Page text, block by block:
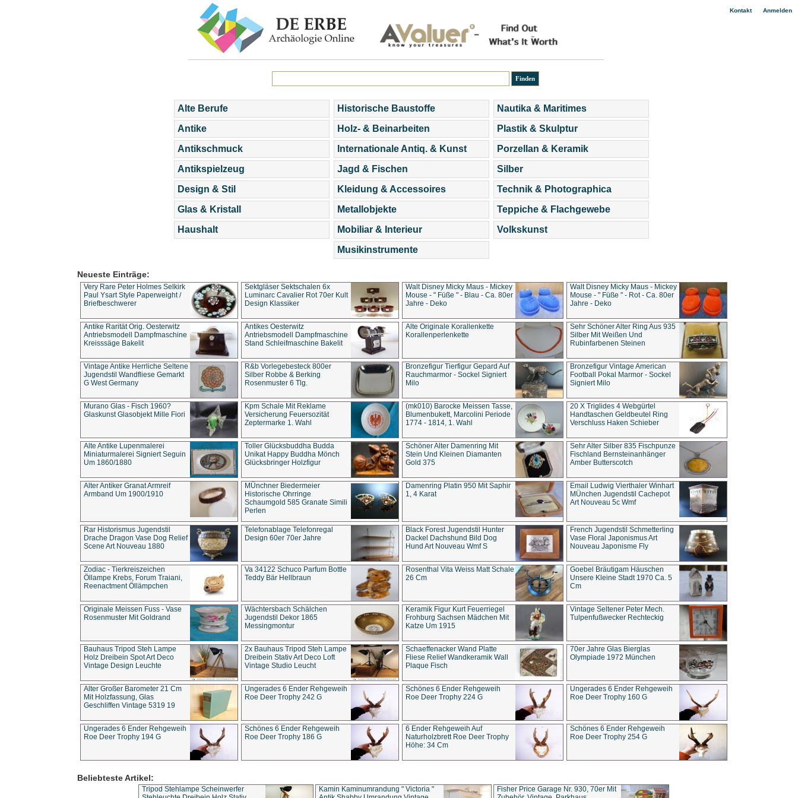
Kontakt| Anmelden
Alte Berufe
Antike
Antikschmuck
Antikspielzeug
Design & Stil
Glas & Kristall
Haushalt
Historische Baustoffe
Holz- & Beinarbeiten
Internationale Antiq. & Kunst
Jagd & Fischen
Kleidung & Accessoires
Metallobjekte
Mobiliar & Interieur
Musikinstrumente
Nautika & Maritimes
Plastik & Skulptur
Porzellan & Keramik
Silber
Technik & Photographica
Teppiche & Flachgewebe
Volkskunst
Neueste Einträge:
Very Rare Peter Holmes Selkirk
Paul Ysart Style Paperweight /
Briefbeschwerer
Sektgläser Sektschalen 6x
Luminarc Cavalier Rot 70er Kult
Design Klassiker
Walt Disney Micky Maus - Mickey
Mouse - " Füße " - Blau - Ca. 80er
Jahre - Deko
Walt Disney Micky Maus - Mickey
Mouse - " Füße " - Rot - Ca. 80er
Jahre - Deko
Antike Rarität Orig. Oesterwitz
Antriebsmodell Dampfmaschine
Kreisssäge Bakelit
Antikes Oesterwitz
Antriebsmodell Dampfmaschine
Stand Schleifmaschine Bakelit
Alte Originale Korallenkette
Korallenperlenkette
Sehr Schöner Alter Ring Aus 935
Silber Mit Weißen Und
Rubinfarbenen Steinen
Vintage Antike Herrliche Seltene
Jugendstil Wandfliese Gemarkt
G West Germany
R&b Vorlegebesteck 800er
Silber Robbe & Berking
Rosenmuster 6 Tlg.
Bronzefigur Tierfigur Gepard Auf
Rauchmarmor - Sockel Signiert
Milo
Bronzefigur Vintage American
Football Pokal Marmor - Sockel
Signiert Milo
Murano Glas - Fisch 1960?
Glaskunst Glasobjekt Mille Fiori
Kpm Schale Mit Reklame
Versicherung Feuersozität
Zeptermarke 1. Wahl
(mk010) Barocke Meissen Tasse,
Blumenbukett, Marcolini Periode
1774 - 1814, 1. Wahl
20 X Triglides 4 Webgürtel
Handtaschen Geldbeutel Ring
Verschluss Haken Schieber
Alte Antike Lupenmalerei
Miniaturmalerei Signiert Seguin
Um 1860/1880
Toller Glücksbuddha Budda
Unikat Happy Buddha Mönch
Glücksbringer Holzfigur
Schöner Alter Damenring Mit
Stein Und Kleinen Diamanten
Gold 375
Sehr Alter Silber 835 Fischpunze
Fischland Bernsteinanhänger
Amber Butterscotch
Alter Antiker Granat Armreif
Armband Um 1900/1910
MÜnchner Biedermeier
Historische Ohrringe
Schaumgold 585 Granate Simili
Perlen
Damenring Platin 950 Mit Saphir
1, 4 Karat
Email Ludwig Vierthaler Winhart
MÜnchen Jugendstil Cachepot
Art Nouveau 5c Wmf
Rar Historismus Jugendstil
Drache Dragon Vase Dog Relief
Scene Art Nouveau 1880
Telefonablage Telefonregal
Design 60er 70er Jahre
Black Forest Jugendstil Hunter
Dackel Dachshund Bild Dog
Hund Art Nouveau Wmf S
French Jugendstil Schmetterling
Vase Floral Japonismus Art
Nouveau Japonisme Fly
Zodiac - Tierkreiszeichen
Öllampe Krebs, Forum Traiani,
Reenactment Öllämpchen
Va 34122 Schuco Parfum Bottle
Teddy Bär Hellbraun
Rosenthal Vita Weiss Matt Schale
26 Cm
Goebel Bräutigam Häuschen
Unsere Kleine Stadt 1970 Ca. 5
Cm
Originale Meissen Fuss - Vase
Rosenmuster Mit Goldrand
Wächtersbach Schälchen
Jugendstil Dekor 1865
Messingmontur
Keramik Figur Kurt Feuerriegel
Frohburg Sachsen Mädchen Mit
Katze Um 1915
Vintage Seltener Peter Mech.
Tulpenfußwecker Rechteckig
Bauhaus Tripod Steh Lampe
Holz Dreibein Spot Art Deco
Vintage Design Leuchte
2x Bauhaus Tripod Steh Lampe
Dreibein Stativ Art Deco Loft
Vintage Studio Leucht
Schaeffenacker Wand Platte
Fliese Relief Wandkeramik Wall
Plaque Fisch
70er Jahre Glas Bierglas
Olympiade 1972 München
Alter Großer Barometer 21 Cm
Mit Holzfassung, Glas
Geschliffen Vintage 5319 19
Ungerades 6 Ender Rehgeweih
Roe Deer Trophy 242 G
Schönes 6 Ender Rehgeweih
Roe Deer Trophy 224 G
Ungerades 6 Ender Rehgeweih
Roe Deer Trophy 160 G
Ungerades 6 Ender Rehgeweih
Roe Deer Trophy 194 G
Schönes 6 Ender Rehgeweih
Roe Deer Trophy 186 G
6 Ender Rehgeweih Auf
Naturholzbrett Roe Deer Trophy
Höhe: 34 Cm
Schönes 6 Ender Rehgeweih
Roe Deer Trophy 254 G
Beliebteste Artikel:
Tripod Stehlampe Scheinwerfer
Kamin Kaminumrandung " Victoria "
Fisher Price Garage Nr. 930, 70er Mit